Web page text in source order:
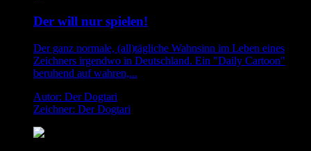
Der will nur spielen!
Der ganz normale, (all)tägliche Wahnsinn im Leben eines
Zeichners irgendwo in Deutschland. Ein "Daily Cartoon"
beruhend auf wahren,...
Autor: Der Dogtari
Zeichner: Der Dogtari